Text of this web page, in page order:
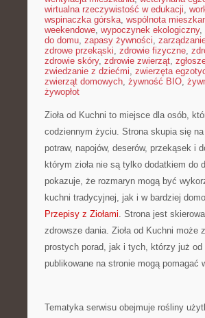
wirtualna rzeczywistość w edukacji,
wspinaczka górska, wspólnota
weekendowe, wypoczynek ekologiczny,
do domu, zapasy żywności,
zdrowe przekąski, zdrowie fizyczne,
zdrowie skóry, zdrowie zwierząt,
zwiedzanie z dziećmi, zwierzęta
zwierząt domowych, żywność BIO,
żywopłot
Zioła od Kuchni to miejsce dla osób,
codziennym życiu. Strona skupia się
potraw, napojów, deserów, przekąsek i
którym zioła nie są tylko dodatkiem do
pokazuje, że rozmaryn mogą być
kuchni tradycyjnej, jak i w bardziej
Przepisy z Ziołami. Strona jest
zdrowsze dania. Zioła od Kuchni może
prostych porad, jak i tych, którzy już od
publikowane na stronie mogą pomagać
Tematyka serwisu obejmuje rośliny